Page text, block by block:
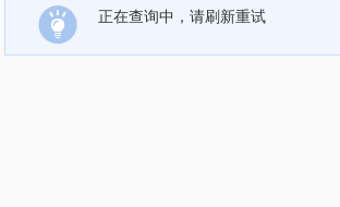
正在查询中，请刷新重试